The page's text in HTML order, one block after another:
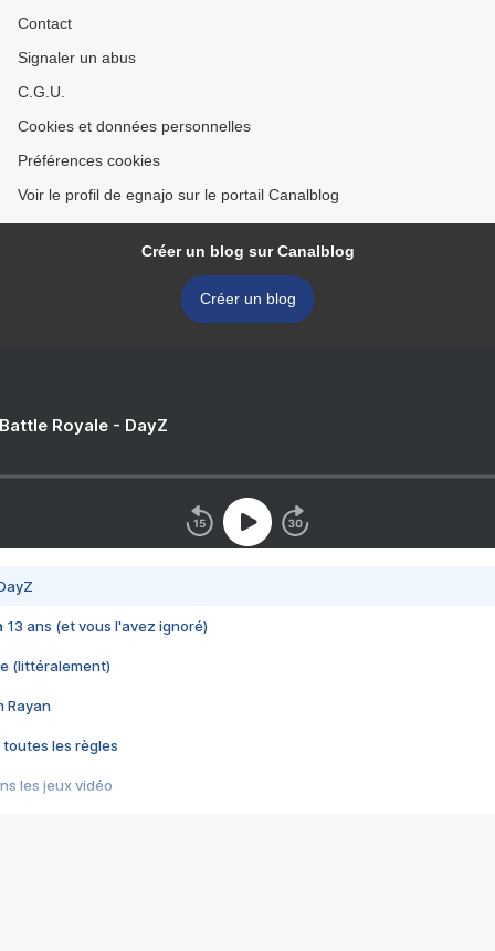
Contact
Signaler un abus
C.G.U.
Cookies et données personnelles
Préférences cookies
Voir le profil de egnajo sur le portail Canalblog
Créer un blog sur Canalblog
Créer un blog
Royale - DayZ
13 ans (et vous l'avez ignoré)
(littéralement)
Rayan
toutes les règles
les jeux vidéo